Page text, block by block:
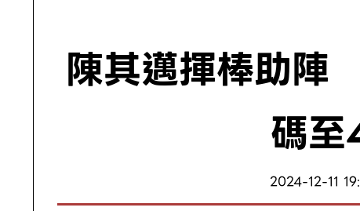
陳其邁揮棒助陣
碼
2024-12-11